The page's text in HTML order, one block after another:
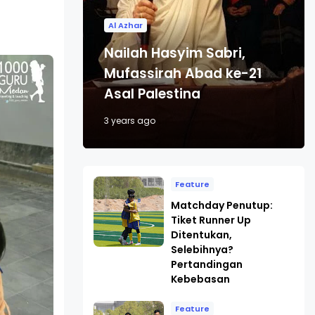
Al Azhar
Nailah Hasyim Sabri,
Mufassirah Abad ke-21
Asal Palestina
3 years ago
Feature
Matchday Penutup:
Tiket Runner Up
Ditentukan,
Selebihnya?
Pertandingan
Kebebasan
Feature